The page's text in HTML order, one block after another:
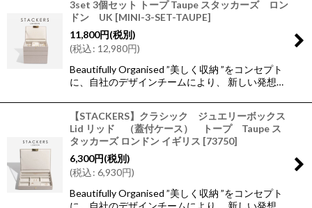
3set 3個セット トープ Taupe スタッカーズ ロン
ドン UK [MINI-3-SET-TAUPE]
11,800円(税別)
(税込: 12,980円)
Beautifully Organised ”美しく収納 ”をコンセプト
に、自社のデザインチームにより、 新しい発想…
【STACKERS】クラシック ジュエリーボックス
Lid リッド （蓋付ケース） トープ Taupe ス
タッカーズ ロンドン イギリス [73750]
6,300円(税別)
(税込: 6,930円)
Beautifully Organised ”美しく収納 ”をコンセプト